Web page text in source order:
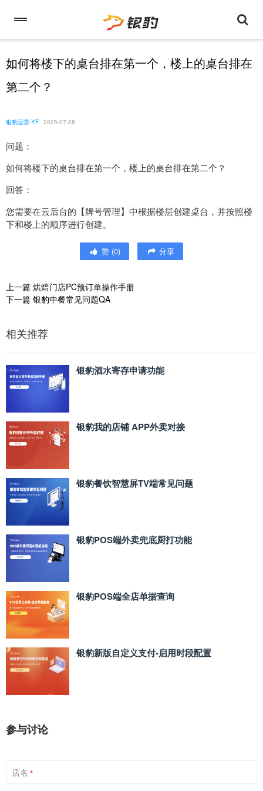
如何将楼下的桌台排在第一个，楼上的桌台排在
第二个？
银豹运营-YF 2025-07-28
问题：
如何将楼下的桌台排在第一个，楼上的桌台排在第二个？
回答：
您需要在云后台的【牌号管理】中根据楼层创建桌台，并按照楼
下和楼上的顺序进行创建。
赞 (0) 分享
上一篇 烘焙门店PC预订单操作手册
下一篇 银豹中餐常见问题QA
相关推荐
银豹酒水寄存申请功能
银豹我的店铺 APP外卖对接
银豹餐饮智慧屏TV端常见问题
银豹POS端外卖兜底厨打功能
银豹POS端全店单据查询
银豹新版自定义支付‑启用时段配置
参与讨论
店名 *